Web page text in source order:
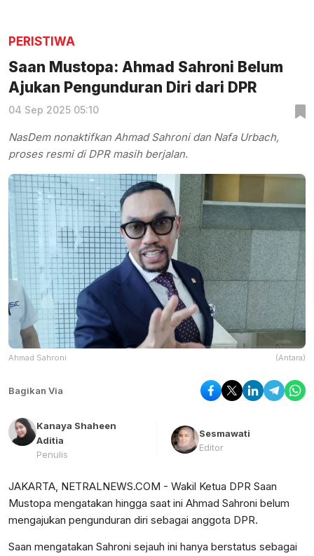
PERISTIWA
Saan Mustopa: Ahmad Sahroni Belum
Ajukan Pengunduran Diri dari DPR
04 Sep 2025 05:10
NasDem nonaktifkan Ahmad Sahroni dan Nafa Urbach,
proses resmi di DPR masih berjalan.
Ahmad Sahroni (Antara)
Bagikan Via
Kanaya Shaheen
Aditia
Penulis
Sesmawati
Editor
JAKARTA, NETRALNEWS.COM - Wakil Ketua DPR Saan
Mustopa mengatakan hingga saat ini Ahmad Sahroni belum
mengajukan pengunduran diri sebagai anggota DPR.
Saan mengatakan Sahroni sejauh ini hanya berstatus sebagai